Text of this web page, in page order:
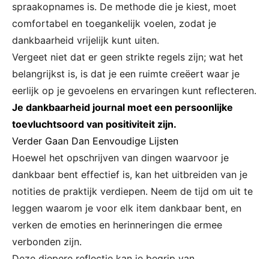
spraakopnames is. De methode die je kiest, moet
comfortabel en toegankelijk voelen, zodat je
dankbaarheid vrijelijk kunt uiten.
Vergeet niet dat er geen strikte regels zijn; wat het
belangrijkst is, is dat je een ruimte creëert waar je
eerlijk op je gevoelens en ervaringen kunt reflecteren.
Je dankbaarheid journal moet een persoonlijke
toevluchtsoord van positiviteit zijn.
Verder Gaan Dan Eenvoudige Lijsten
Hoewel het opschrijven van dingen waarvoor je
dankbaar bent effectief is, kan het uitbreiden van je
notities de praktijk verdiepen. Neem de tijd om uit te
leggen waarom je voor elk item dankbaar bent, en
verken de emoties en herinneringen die ermee
verbonden zijn.